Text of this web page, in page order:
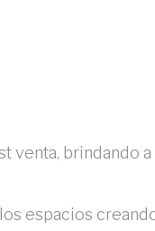
venta,
espacios